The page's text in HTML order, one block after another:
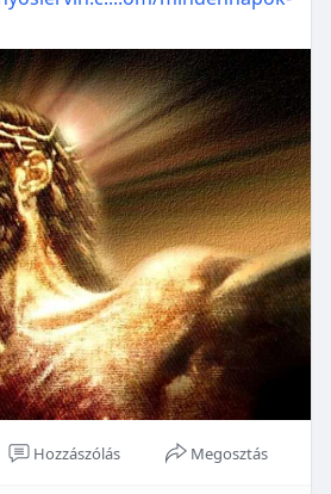
Hozzászólás Megosztás